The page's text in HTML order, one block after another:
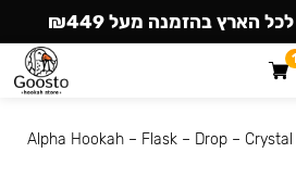
Alpha Hookah – Flask – Drop – Crystal
לכל הארץ בהזמנה מעל ₪449
1